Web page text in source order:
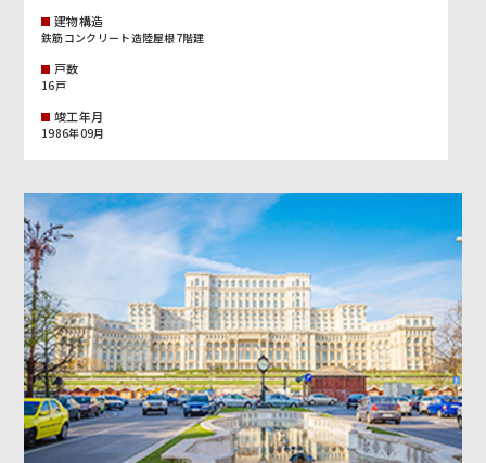
建物構造
鉄筋コンクリート造陸屋根7階建
戸数
16戸
竣工年月
1986年09月